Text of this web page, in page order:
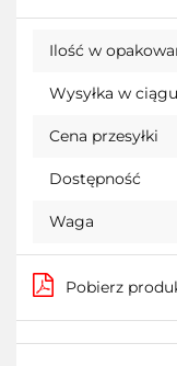
Ilość w
Wysyłka w ciągu
Cena przesyłki
Dostępność
Waga
Pobierz